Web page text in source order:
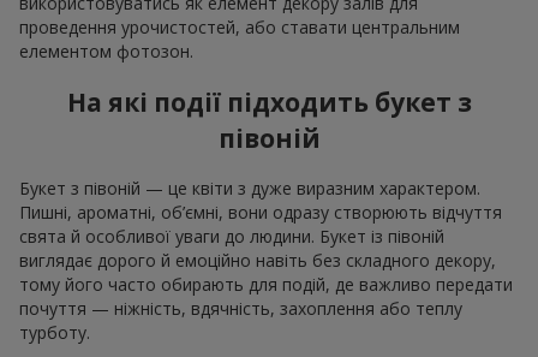
проведення урочистостей, або ставати центральним
елементом фотозон.
На які події підходить букет з
півоній
Букет з півоній — це квіти з дуже виразним характером.
Пишні, ароматні, об’ємні, вони одразу створюють відчуття
свята й особливої уваги до людини. Букет із півоній
виглядає дорого й емоційно навіть без складного декору,
тому його часто обирають для подій, де важливо передати
почуття — ніжність, вдячність, захоплення або теплу
турботу.